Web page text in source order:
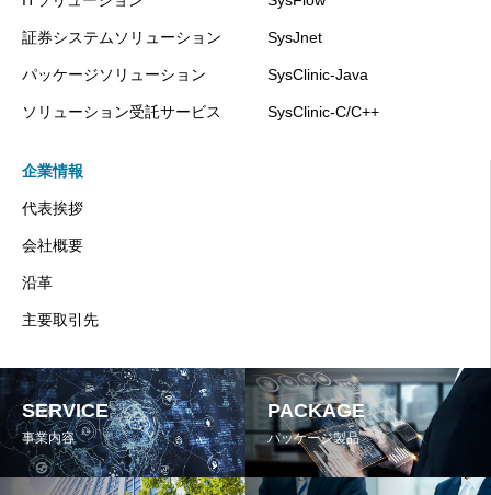
証券システムソリューション
パッケージソリューション
ソリューション受託サービス
SysJnet
SysClinic-Java
SysClinic-C/C++
企業情報
代表挨拶
会社概要
沿革
主要取引先
SERVICE
事業内容
PACKAGE
パッケージ製品